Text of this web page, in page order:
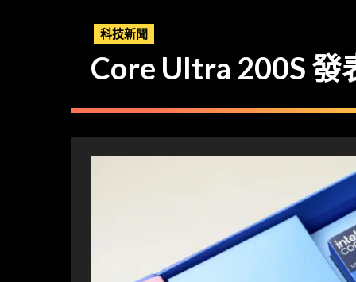
科技新聞
Core Ultra 200S